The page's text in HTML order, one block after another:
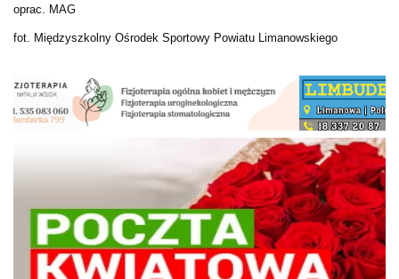
oprac. MAG
fot. Międzyszkolny Ośrodek Sportowy Powiatu Limanowskiego